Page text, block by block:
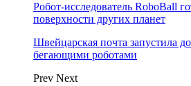
Робот-исследователь RoboBall
поверхности других планет
Швейцарская почта запустила
бегающими роботами
Prev Next